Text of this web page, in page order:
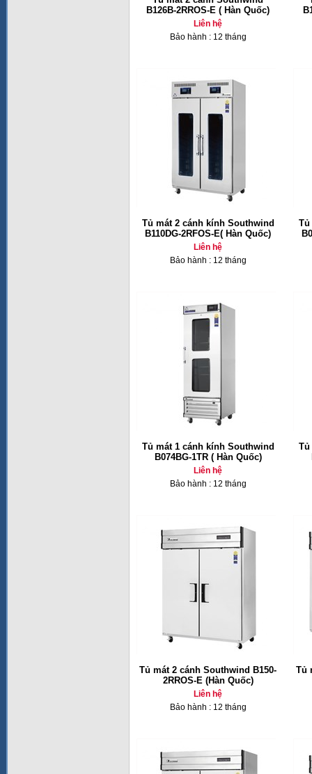
B126B-2RROS-E ( Hàn Quốc)
Liên hệ
Bảo hành : 12 tháng
Tủ mát 2 cánh kính Southwind
B110DG-2RFOS-E( Hàn Quốc)
Liên hệ
Bảo hành : 12 tháng
Tủ
Tủ mát 1 cánh kính Southwind
B074BG-1TR ( Hàn Quốc)
Liên hệ
Bảo hành : 12 tháng
Tủ
Tủ mát 2 cánh Southwind B150-
2RROS-E (Hàn Quốc)
Liên hệ
Bảo hành : 12 tháng
Tủ